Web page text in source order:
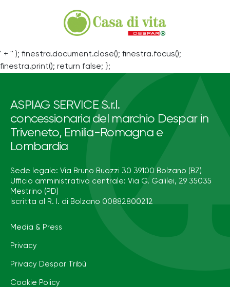
' + '' ); finestra.document.close(); finestra.focus();
finestra.print(); return false; };
ASPIAG SERVICE S.r.l.
concessionaria del marchio Despar in
Triveneto, Emilia-Romagna e
Lombardia
Sede legale: Via Bruno Buozzi 30 39100 Bolzano (BZ)
Ufficio amministrativo centrale: Via G. Galilei, 29 35035
Mestrino (PD)
Iscritta al R. I. di Bolzano 00882800212
Media & Press
Privacy
Privacy Despar Tribù
Cookie Policy